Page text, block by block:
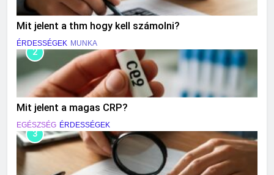
Mit jelent a thm hogy kell számolni?
ÉRDESSÉGEK MUNKA
2
Mit jelent a magas CRP?
EGÉSZSÉG ÉRDESSÉGEK
3